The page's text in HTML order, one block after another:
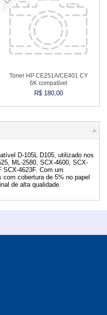
Toner HP CE251A/CE401 CY
6K compatível
R$ 180,00
D-105L D105, utilizado nos
ML-2580, SCX-4600, SCX-
SCX-4623F. Com um
com cobertura de 5% no papel
de alta qualidade.